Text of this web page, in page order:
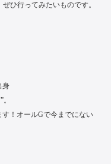
ひ行ってみたいものです。
身
す！オールGで今までにない